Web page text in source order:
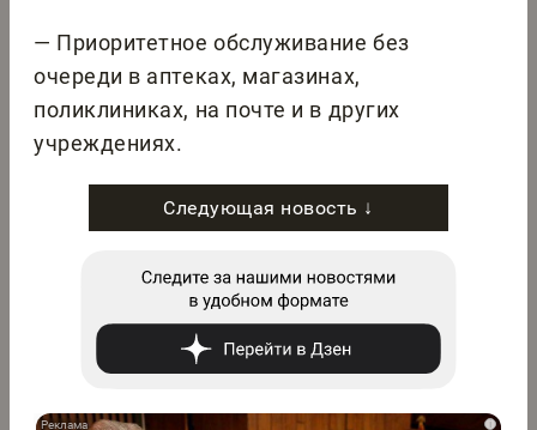
— Приоритетное обслуживание без
очереди в аптеках, магазинах,
поликлиниках, на почте и в других
учреждениях.
Следующая новость ↓
i